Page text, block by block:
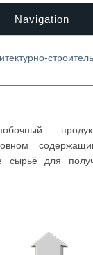
Navigation
для